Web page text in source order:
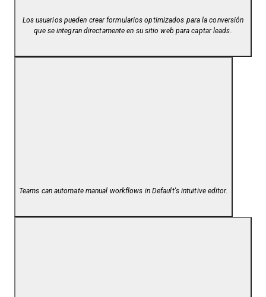
Los usuarios pueden crear formularios optimizados para la conversión
que se integran directamente en su sitio web para captar leads.
Teams can automate manual workflows in Default's intuitive editor.